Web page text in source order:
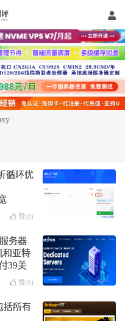
循环优
赞(0)
务器
和亚特
39美
赞(0)
括所有